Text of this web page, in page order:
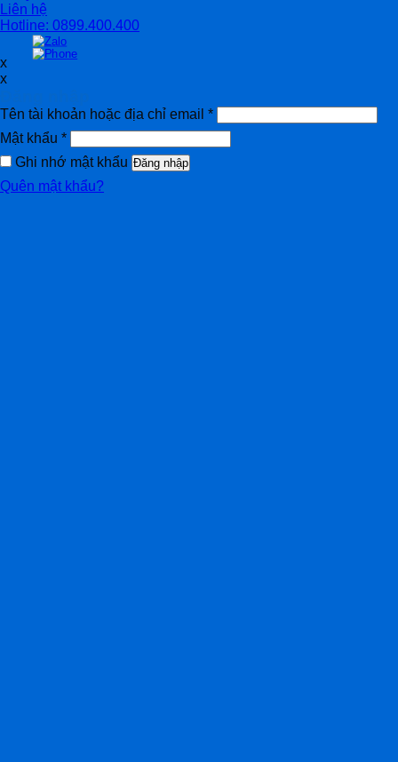
Liên hệ
Hotline: 0899.400.400
x
x
Tên tài khoản hoặc địa chỉ email *
Mật khẩu *
Ghi nhớ mật khẩu Đăng nhập
Quên mật khẩu?